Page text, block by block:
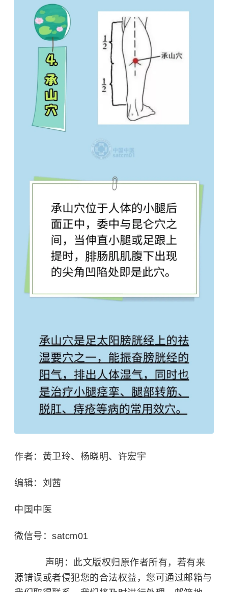
作者： 黄卫玲、 杨晓明、 许宏宇
编辑：刘茜
中国中医
微信号：satcm01
声明：此文版权归原作者所有，若有来
源错误或者侵犯您的合法权益，您可通过邮箱与